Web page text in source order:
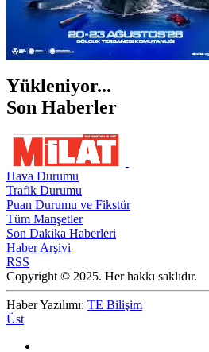
Yükleniyor...
Son Haberler
Hava Durumu
Trafik Durumu
Puan Durumu ve Fikstür
Tüm Manşetler
Son Dakika Haberleri
Haber Arşivi
RSS
Copyright © 2025. Her hakkı saklıdır.
Haber Yazılımı: TE Bilişim
Üst